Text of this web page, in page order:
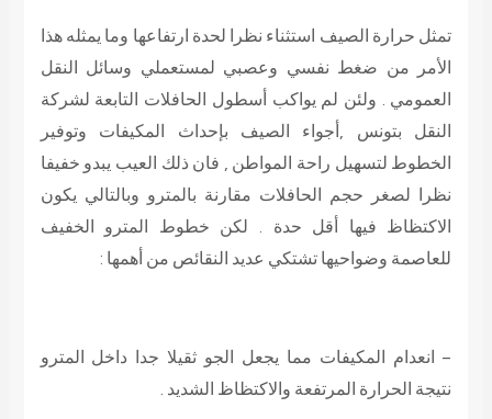
تمثل حرارة الصيف استثناء نظرا لحدة ارتفاعها وما يمثله هذا
الأمر من ضغط نفسي وعصبي لمستعملي وسائل النقل
العمومي . ولئن لم يواكب أسطول الحافلات التابعة لشركة
النقل بتونس ,أجواء الصيف بإحداث المكيفات وتوفير
الخطوط لتسهيل راحة المواطن , فان ذلك العيب يبدو خفيفا
نظرا لصغر حجم الحافلات مقارنة بالمترو وبالتالي يكون
الاكتظاظ فيها أقل حدة . لكن خطوط المترو الخفيف
للعاصمة وضواحيها تشتكي عديد النقائص من أهمها :
– انعدام المكيفات مما يجعل الجو ثقيلا جدا داخل المترو
نتيجة الحرارة المرتفعة والاكتظاظ الشديد .